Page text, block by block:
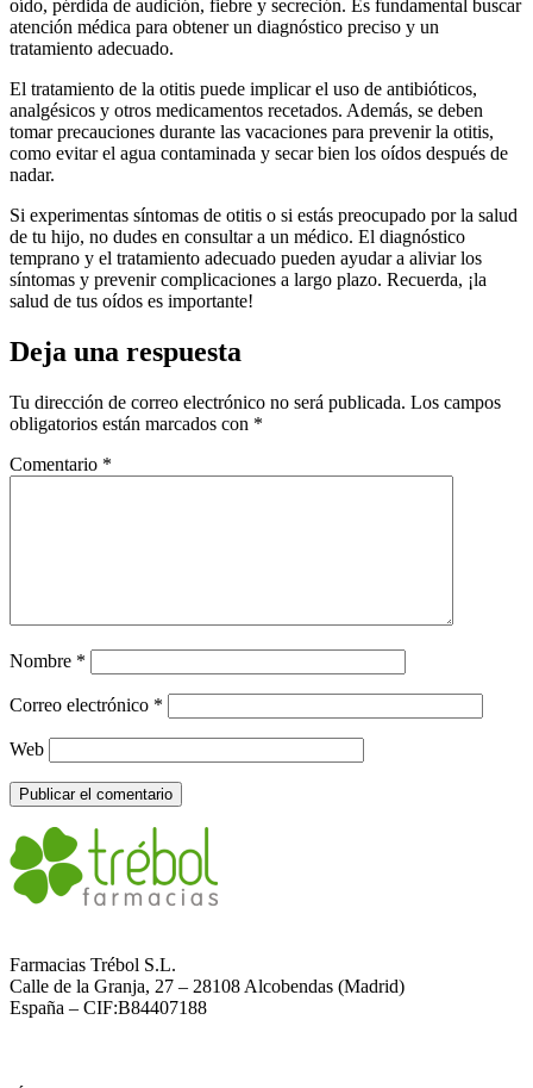
oído, pérdida de audición, fiebre y secreción. Es fundamental buscar
atención médica para obtener un diagnóstico preciso y un
tratamiento adecuado.
El tratamiento de la otitis puede implicar el uso de antibióticos,
analgésicos y otros medicamentos recetados. Además, se deben
tomar precauciones durante las vacaciones para prevenir la otitis,
como evitar el agua contaminada y secar bien los oídos después de
nadar.
Si experimentas síntomas de otitis o si estás preocupado por la salud
de tu hijo, no dudes en consultar a un médico. El diagnóstico
temprano y el tratamiento adecuado pueden ayudar a aliviar los
síntomas y prevenir complicaciones a largo plazo. Recuerda, ¡la
salud de tus oídos es importante!
Deja una respuesta
Tu dirección de correo electrónico no será publicada. Los campos
obligatorios están marcados con *
Comentario *
Nombre *
Correo electrónico *
Web
Farmacias Trébol S.L.
Calle de la Granja, 27 – 28108 Alcobendas (Madrid)
España – CIF:B84407188